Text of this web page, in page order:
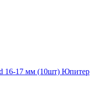
d 16-17 мм (10шт) Юпитер